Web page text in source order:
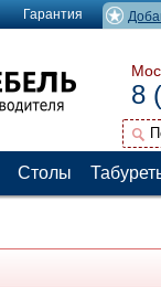
Гарантия
8
Столы